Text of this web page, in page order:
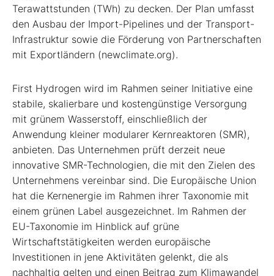
Terawattstunden (TWh) zu decken. Der Plan umfasst
den Ausbau der Import-Pipelines und der Transport-
Infrastruktur sowie die Förderung von Partnerschaften
mit Exportländern (newclimate.org).
First Hydrogen wird im Rahmen seiner Initiative eine
stabile, skalierbare und kostengünstige Versorgung
mit grünem Wasserstoff, einschließlich der
Anwendung kleiner modularer Kernreaktoren (SMR),
anbieten. Das Unternehmen prüft derzeit neue
innovative SMR-Technologien, die mit den Zielen des
Unternehmens vereinbar sind. Die Europäische Union
hat die Kernenergie im Rahmen ihrer Taxonomie mit
einem grünen Label ausgezeichnet. Im Rahmen der
EU-Taxonomie im Hinblick auf grüne
Wirtschaftstätigkeiten werden europäische
Investitionen in jene Aktivitäten gelenkt, die als
nachhaltig gelten und einen Beitrag zum Klimawandel